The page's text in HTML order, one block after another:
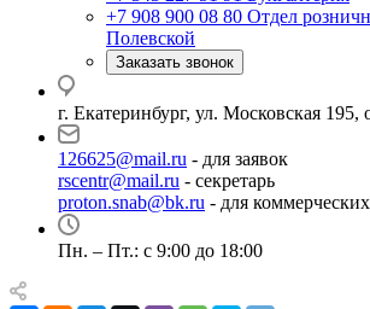
+7 908 900 08 80 Отдел
Полевской
Заказать звонок
г. Екатеринбург, ул. Московская 195,
126625@mail.ru - для заявок
rscentr@mail.ru - секретарь
proton.snab@bk.ru - для
Пн. – Пт.: с 9:00 до 18:00